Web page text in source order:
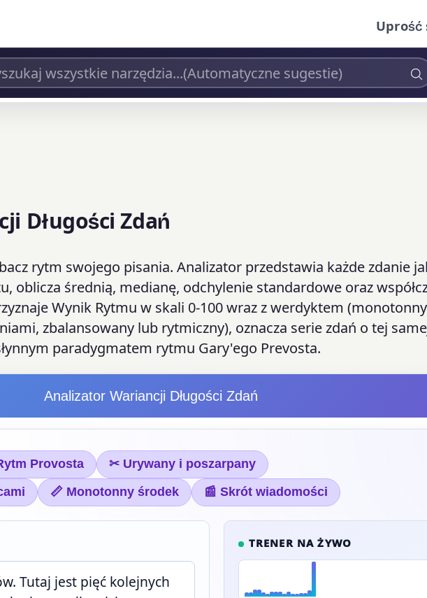
Uprość
Długości Zdań
rytm swojego pisania. Analizator przedstawia każde zdanie
oblicza średnią, medianę, odchylenie standardowe oraz
Wynik Rytmu w skali 0-100 wraz z werdyktem
zbalansowany lub rytmiczny), oznacza serie zdań o tej
paradygmatem rytmu Gary'ego Prevosta.
Analizator Wariancji Długości Zdań
Provosta
✂ Urywany i poszarpany
📏 Monotonny środek 📰 Skrót wiadomości
TRENER NA ŻYWO